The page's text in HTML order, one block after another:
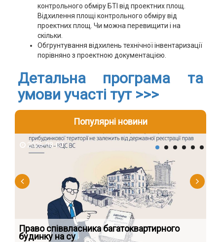
контрольного обміру БТІ від проектних площ.
Відхилення площі контрольного обміру від
проектних площ. Чи можна перевищити і на
скільки.
Обгрунтування відхилень технічної інвентаризації
порівняно з проектною документацією.
Детальна програма та
умови участі тут >>>
Популярні новини
2026-08-07
Право співвласника багатоквартирного
будинку на су